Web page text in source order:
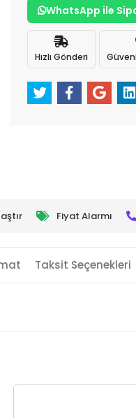
WhatsApp ile
Hızlı Gönderi
Fiyat Alarmı
Taksit Seçenekleri